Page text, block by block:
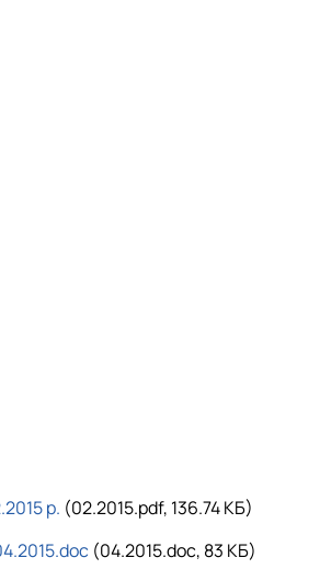
р. (02.2015.pdf, 136.74 КБ)
(04.2015.doc, 83 КБ)